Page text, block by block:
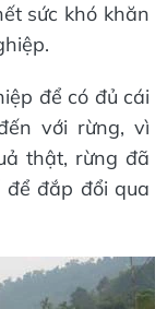
sức khó khăn
để có đủ cái
với rừng, vì
thật, rừng đã
đắp đổi qua